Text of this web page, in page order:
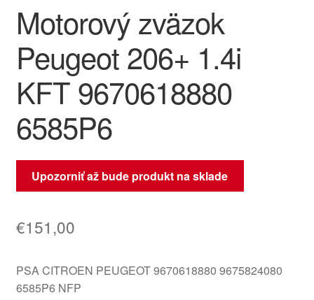
Reklamačný poriadok
Motorový zväzok
Peugeot 206+ 1.4i
KFT 9670618880
6585P6
Upozorniť až bude produkt na sklade
€151,00
PSA CITROEN PEUGEOT 9670618880 9675824080
6585P6 NFP